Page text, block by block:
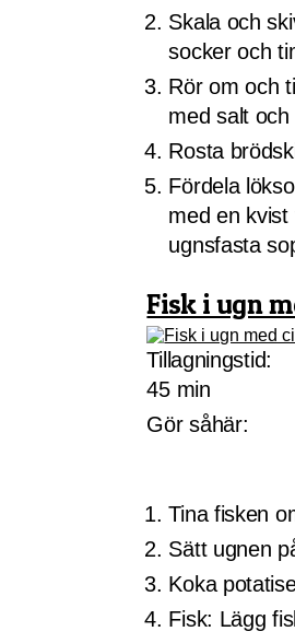
Skala och
socker och
Rör om och
med salt och
Rosta
Fördela
med en
ugnsfasta
Fisk i ugn
Tillagningstid:
45 min
Gör såhär:
Tina fisken
Sätt ugnen
Koka
Fisk: Lägg